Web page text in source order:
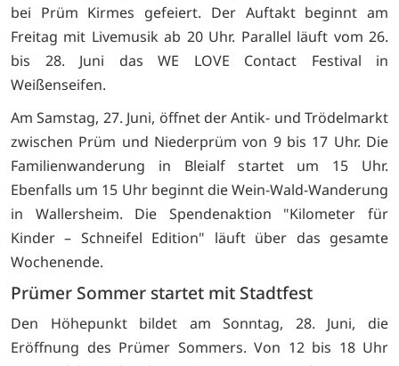
bei Prüm Kirmes gefeiert. Der Auftakt beginnt am
Freitag mit Livemusik ab 20 Uhr. Parallel läuft vom 26.
bis 28. Juni das WE LOVE Contact Festival in
Weißenseifen.
Am Samstag, 27. Juni, öffnet der Antik- und Trödelmarkt
zwischen Prüm und Niederprüm von 9 bis 17 Uhr. Die
Familienwanderung in Bleialf startet um 15 Uhr.
Ebenfalls um 15 Uhr beginnt die Wein-Wald-Wanderung
in Wallersheim. Die Spendenaktion "Kilometer für
Kinder – Schneifel Edition" läuft über das gesamte
Wochenende.
Prümer Sommer startet mit Stadtfest
Den Höhepunkt bildet am Sonntag, 28. Juni, die
Eröffnung des Prümer Sommers. Von 12 bis 18 Uhr